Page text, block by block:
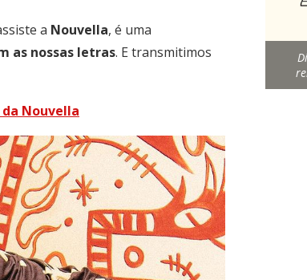
a Nouvella, é uma
as nossas letras. E transmitimos
Nouvella